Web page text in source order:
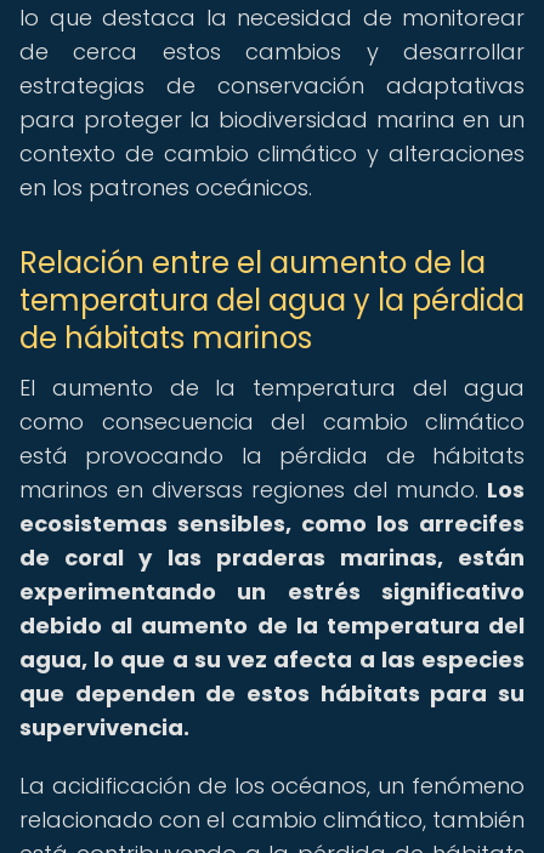
lo que destaca la necesidad de monitorear
de cerca estos cambios y desarrollar
estrategias de conservación adaptativas
para proteger la biodiversidad marina en un
contexto de cambio climático y alteraciones
en los patrones oceánicos.
Relación entre el aumento de la
temperatura del agua y la pérdida
de hábitats marinos
El aumento de la temperatura del agua
como consecuencia del cambio climático
está provocando la pérdida de hábitats
marinos en diversas regiones del mundo. Los
ecosistemas sensibles, como los arrecifes
de coral y las praderas marinas, están
experimentando un estrés significativo
debido al aumento de la temperatura del
agua, lo que a su vez afecta a las especies
que dependen de estos hábitats para su
supervivencia.
La acidificación de los océanos, un fenómeno
relacionado con el cambio climático, también